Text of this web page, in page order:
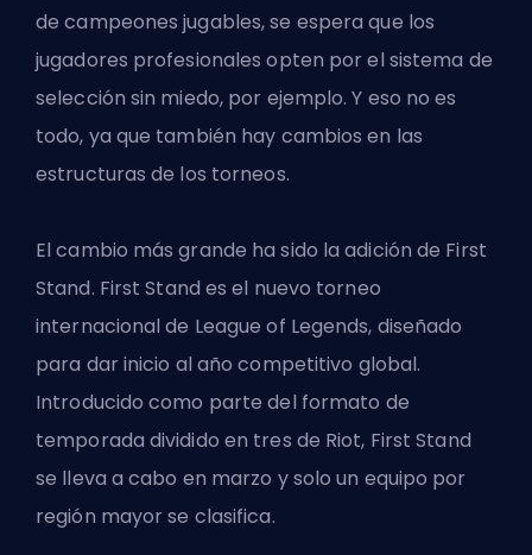
de campeones jugables, se espera que los
jugadores profesionales opten por el sistema de
selección sin miedo, por ejemplo. Y eso no es
todo, ya que también hay cambios en las
estructuras de los torneos.
El cambio más grande ha sido laadición de First
Stand. First Stand es el nuevo torneo
internacional de League of Legends, diseñado
para dar inicio al año competitivo global.
Introducido como parte del formato de
temporada dividido en tres de Riot, First Stand
se lleva a cabo en marzo y solo un equipo por
región mayor se clasifica.